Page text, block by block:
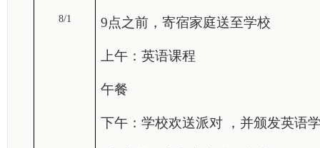
8/1 9点之前，寄宿家庭送至学校
上午：英语课程
午餐
下午：学校欢送派对 ，并颁发英语